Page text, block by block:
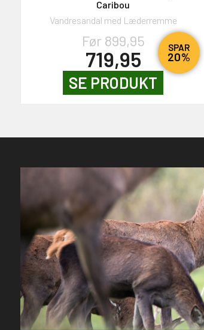
SPAR
20%
Caribou
Vandresandal med Læderremme
Før 899,95
719,95
SE PRODUKT